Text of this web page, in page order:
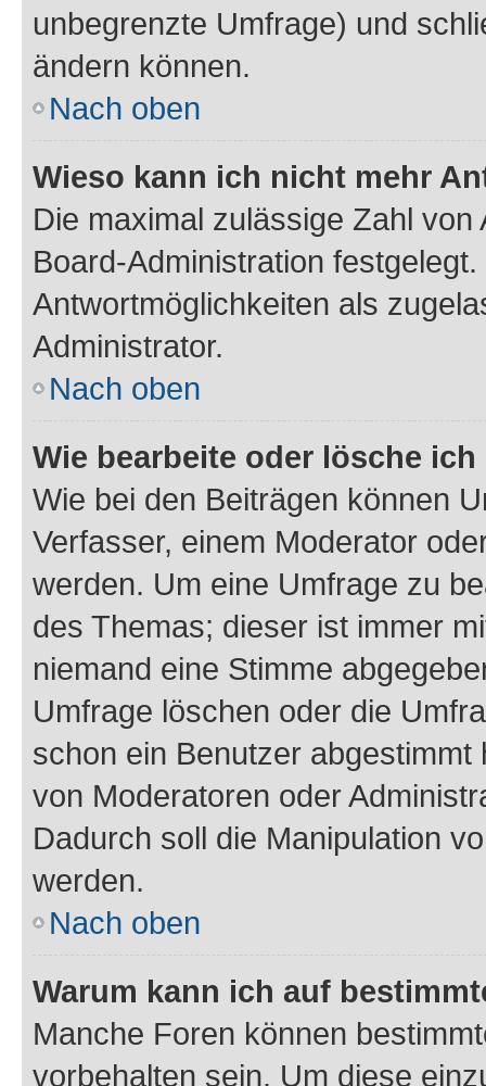
unbegrenzte Umfrage) und
ändern können.
Nach oben
Wieso kann ich nicht mehr
Die maximal zulässige Zahl
Board-Administration
Antwortmöglichkeiten als
Administrator.
Nach oben
Wie bearbeite oder lösche
Wie bei den Beiträgen können
Verfasser, einem Moderator
werden. Um eine Umfrage zu
des Themas; dieser ist immer
niemand eine Stimme
Umfrage löschen oder die
schon ein Benutzer
von Moderatoren oder
Dadurch soll die Manipulation
werden.
Nach oben
Warum kann ich auf
Manche Foren können
vorbehalten sein. Um diese